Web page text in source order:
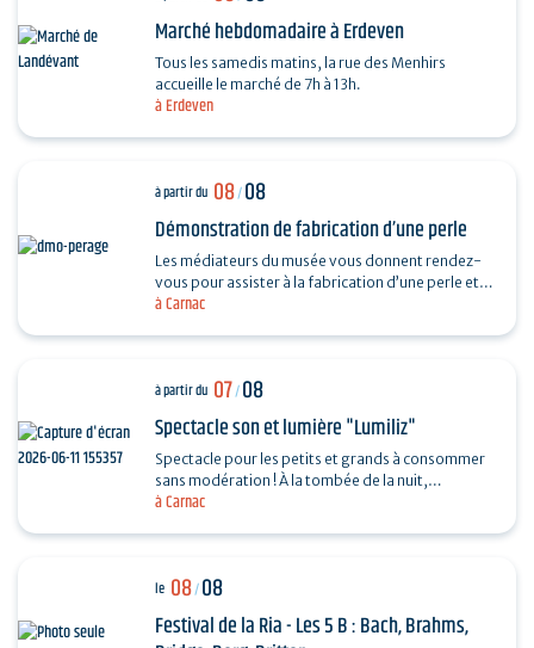
à Erdeven
Marché hebdomadaire à Erdeven
Tous les samedis matins, la rue des Menhirs
accueille le marché de 7h à 13h.
à Carnac
à partir du 08/08
Démonstration de fabrication d’une perle
Les médiateurs du musée vous donnent rendez-
vous pour assister à la fabrication d’une perle et
vous dévoiler les techniques ingénieuses…
à Carnac
à partir du 07/08
Spectacle son et lumière "Lumiliz"
Spectacle pour les petits et grands à consommer
sans modération ! À la tombée de la nuit,
découvrez un spectacle de projections
le 08/08
Festival de la Ria - Les 5 B : Bach, Brahms,